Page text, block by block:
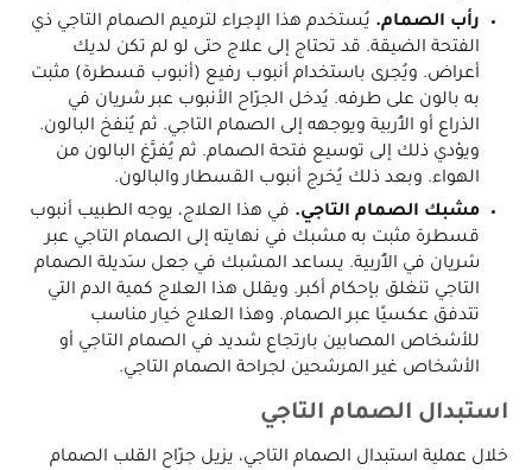
رأب الصمام. يُستخدم هذا الإجراء لترميم الصمام التاجي ذي
الفتحة الضيقة. قد تحتاج إلى علاج حتى لو لم تكن لديك
أعراض. ويُجرى باستخدام أنبوب رفيع (أنبوب قسطرة) مثبت
به بالون على طرفه. يُدخل الجرّاح الأنبوب عبر شريان في
الذراع أو الأُربية ويوجهه إلى الصمام التاجي. ثم يُنفخ البالون.
ويؤدي ذلك إلى توسيع فتحة الصمام. ثم يُفرَّغ البالون من
الهواء. وبعد ذلك يُخرج أنبوب القسطار والبالون.
مشبك الصمام التاجي. في هذا العلاج، يوجه الطبيب أنبوب
قسطرة مثبت به مشبك في نهايته إلى الصمام التاجي عبر
شريان في الأُربية. يساعد المشبك في جعل سَديلة الصمام
التاجي تنغلق بإحكام أكبر. ويقلل هذا العلاج كمية الدم التي
تتدفق عكسيًا عبر الصمام. وهذا العلاج خيار مناسب
للأشخاص المصابين بارتجاع شديد في الصمام التاجي أو
الأشخاص غير المرشحين لجراحة الصمام التاجي.
استبدال الصمام التاجي
خلال عملية استبدال الصمام التاجي، يزيل جرّاح القلب الصمام